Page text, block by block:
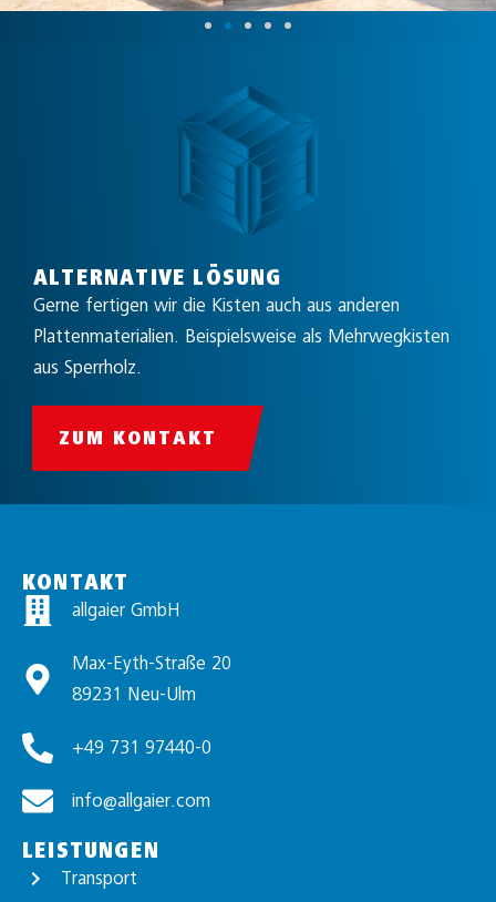
ALTERNATIVE LÖSUNG
Gerne fertigen wir die Kisten auch aus anderen
Plattenmaterialien. Beispielsweise als Mehrwegkisten
aus Sperrholz.
ZUM KONTAKT
KONTAKT
allgaier GmbH
Max-Eyth-Straße 20
89231 Neu-Ulm
+49 731 97440-0
info@allgaier.com
LEISTUNGEN
Transport